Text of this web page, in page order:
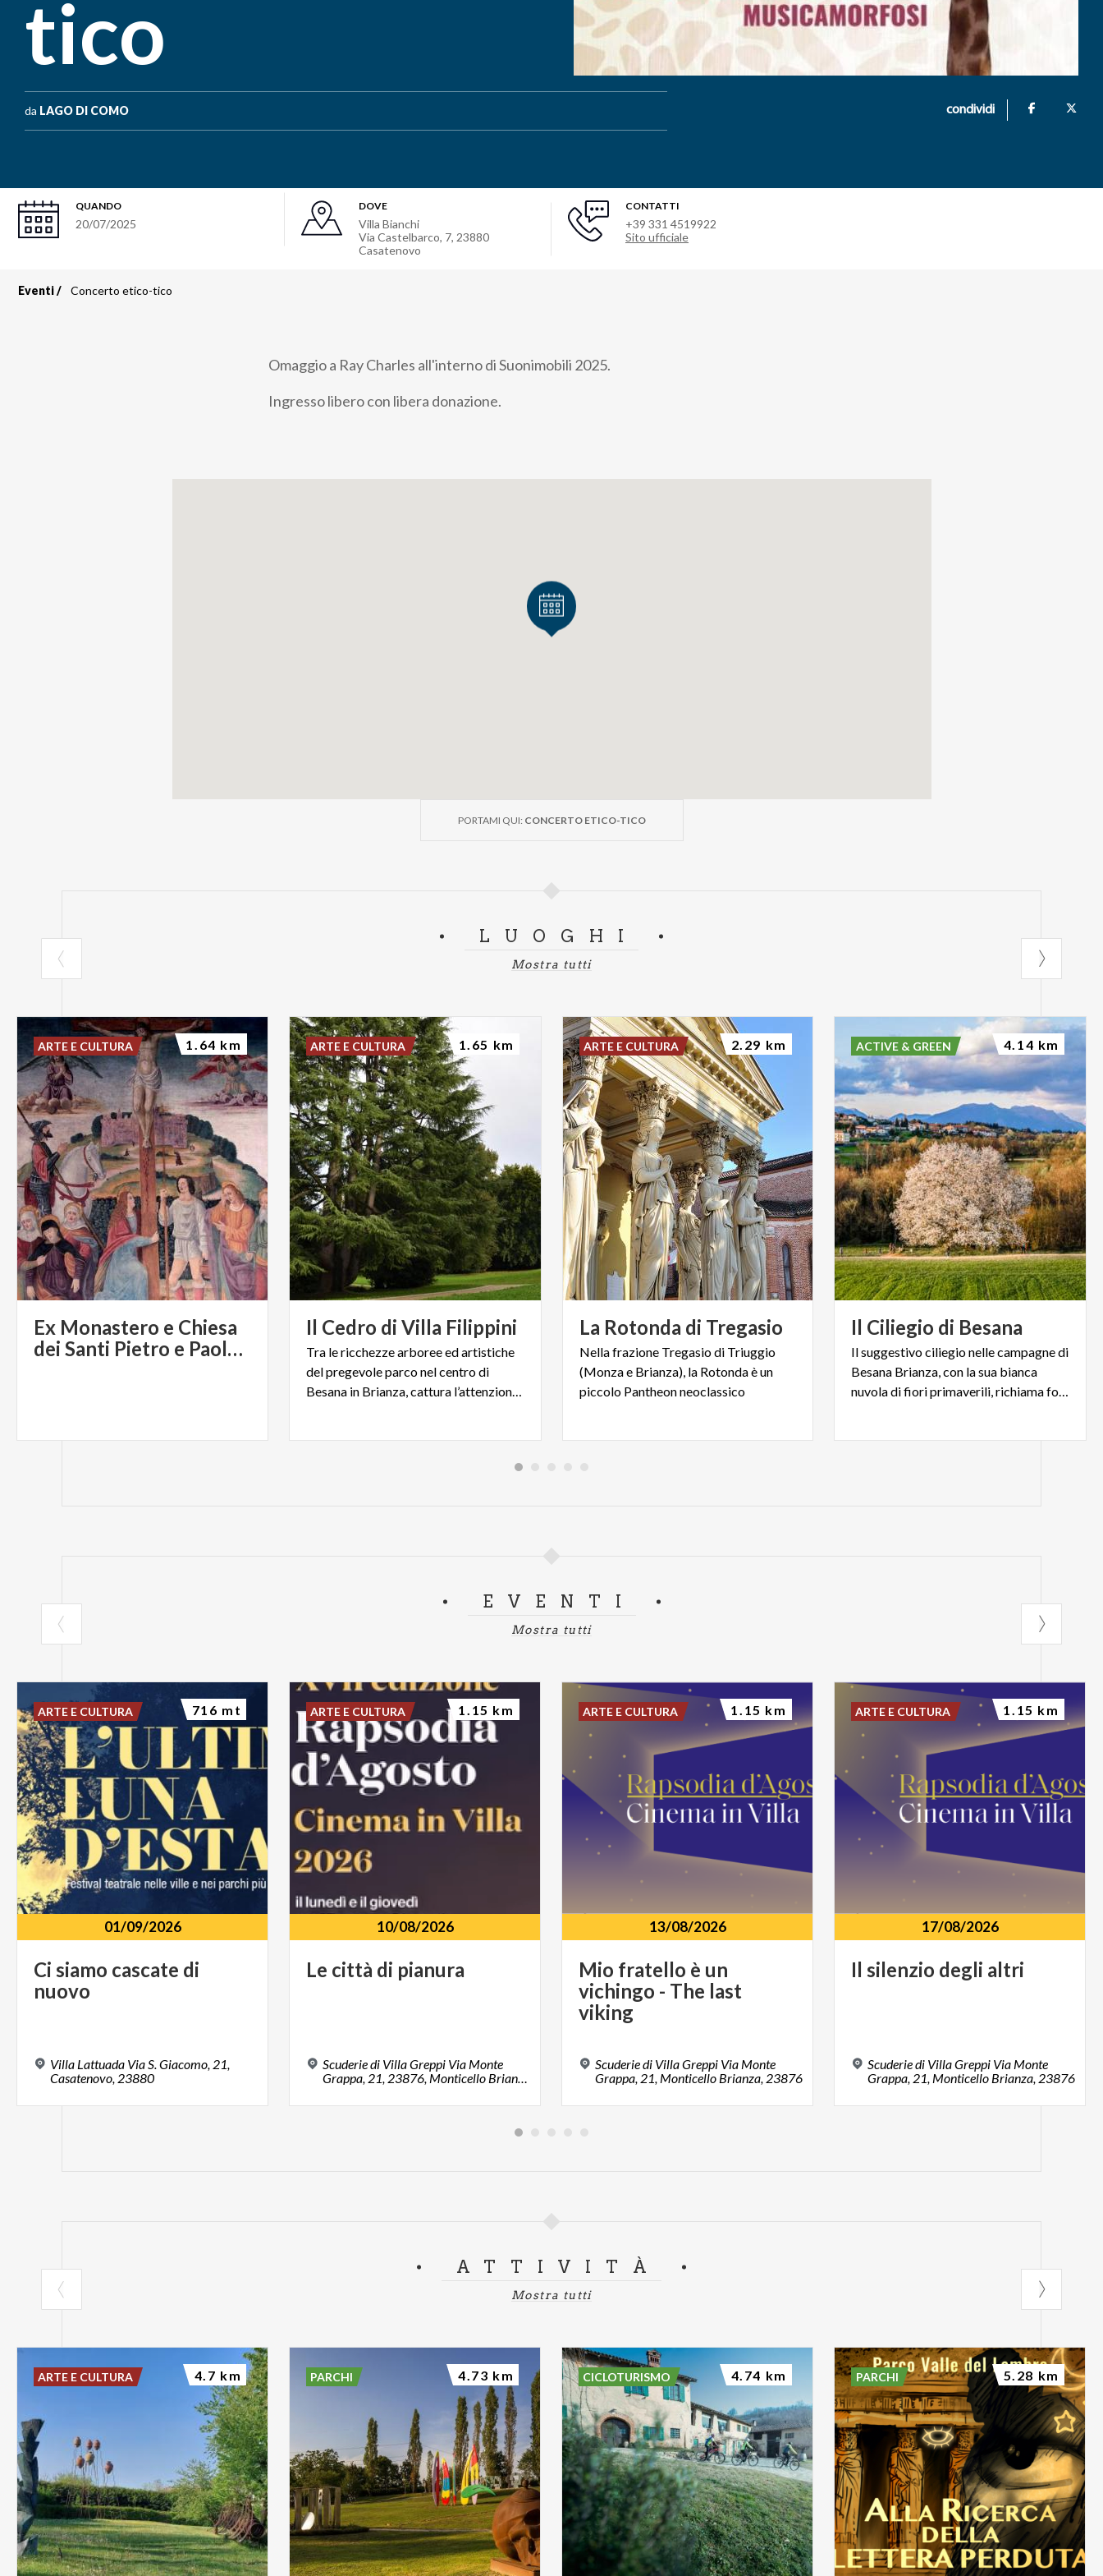
tico
da LAGO DI COMO condividi
QUANDO
20/07/2025
DOVE
Villa Bianchi
Via Castelbarco, 7, 23880
Casatenovo
CONTATTI
+39 331 4519922
Sito ufficiale
Eventi Concerto etico-tico
Omaggio a Ray Charles all'interno di Suonimobili 2025.
Ingresso libero con libera donazione.
PORTAMI QUI: CONCERTO ETICO-TICO
LUOGHI
Mostra tutti
Ex Monastero e Chiesa
dei Santi Pietro e Paolo di Brugora
ARTE E CULTURA 1.64 km
Il Cedro di Villa Filippini
Tra le ricchezze arboree ed artistiche
del pregevole parco nel centro di
Besana in Brianza, cattura l’attenzione un maestoso cedro.
ARTE E CULTURA 1.65 km
La Rotonda di Tregasio
Nella frazione Tregasio di Triuggio
(Monza e Brianza), la Rotonda è un
piccolo Pantheon neoclassico
ARTE E CULTURA 2.29 km
Il Ciliegio di Besana
Il suggestivo ciliegio nelle campagne di
Besana Brianza, con la sua bianca
nuvola di fiori primaverili, richiama fotografi e curiosi.
ACTIVE & GREEN 4.14 km
EVENTI
Mostra tutti
01/09/2026
Ci siamo cascate di
nuovo
Villa Lattuada Via S. Giacomo, 21,
Casatenovo, 23880
ARTE E CULTURA 716 mt
10/08/2026
Le città di pianura
Scuderie di Villa Greppi Via Monte
Grappa, 21, 23876, Monticello Brianza, LC
ARTE E CULTURA 1.15 km
13/08/2026
Mio fratello è un
vichingo - The last
viking
Scuderie di Villa Greppi Via Monte
Grappa, 21, Monticello Brianza, 23876
ARTE E CULTURA 1.15 km
17/08/2026
Il silenzio degli altri
Scuderie di Villa Greppi Via Monte
Grappa, 21, Monticello Brianza, 23876
ARTE E CULTURA 1.15 km
ATTIVITÀ
Mostra tutti
ARTE E CULTURA 4.7 km PARCHI 4.73 km CICLOTURISMO 4.74 km PARCHI 5.28 km